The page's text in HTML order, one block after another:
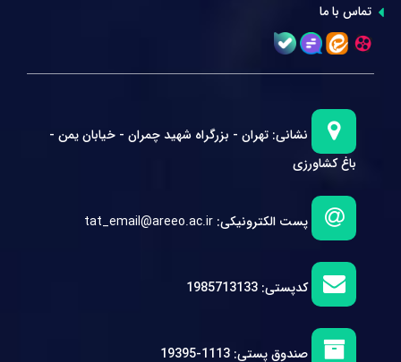
تماس با ما
نشانی: تهران - بزرگراه شهید چمران - خیابان یمن -
باغ کشاورزی
پست الکترونیکی: tat_email@areeo.ac.ir
کدپستی: 1985713133
صندوق پستی: 1113-19395